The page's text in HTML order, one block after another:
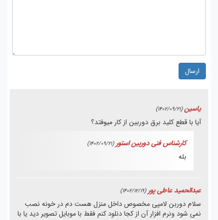
ارسال
یاسین (1402/09/21)
آیا با قطع کلید برق دوربین از کار میوفتد؟
کارشناس فنی دوربین استور (1402/09/21)
بله
عبدالحمید عاطی پور (1402/12/19)
سلام دوربن لامپی مخصوص داخل منزل هست دم در خونه نصب
نمی شود ونرم افزار آن از کجا دنلود کنم فقط با موبایل تصویر دید یا با